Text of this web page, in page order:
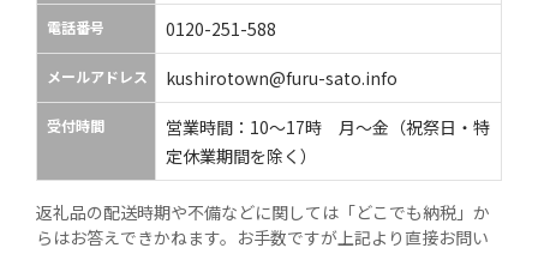
電話番号 0120-251-588
メールアドレス kushirotown@furu-sato.info
受付時間
営業時間：10〜17時 月〜金（祝祭日・特
定休業期間を除く）
返礼品の配送時期や不備などに関しては「どこでも納税」か
らはお答えできかねます。お手数ですが上記より直接お問い